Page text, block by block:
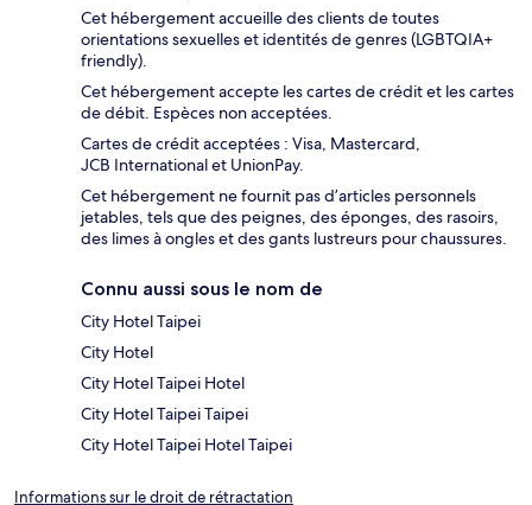
Cet hébergement accueille des clients de toutes
orientations sexuelles et identités de genres (LGBTQIA+
friendly).
Cet hébergement accepte les cartes de crédit et les cartes
de débit. Espèces non acceptées.
Cartes de crédit acceptées : Visa, Mastercard,
JCB International et UnionPay.
Cet hébergement ne fournit pas d’articles personnels
jetables, tels que des peignes, des éponges, des rasoirs,
des limes à ongles et des gants lustreurs pour chaussures.
Connu aussi sous le nom de
City Hotel Taipei
City Hotel
City Hotel Taipei Hotel
City Hotel Taipei Taipei
City Hotel Taipei Hotel Taipei
Informations sur le droit de rétractation